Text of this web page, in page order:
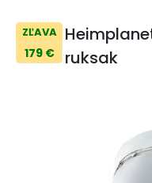
ZĽAVA
179 €
ruksak